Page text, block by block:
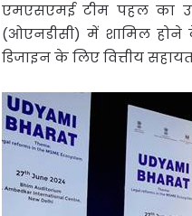
एमएसएमई टीम पहल का
(ओएनडीसी) में शामिल होने
डिजाइन के लिए वित्तीय